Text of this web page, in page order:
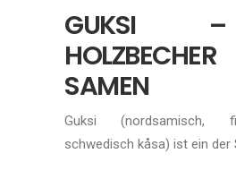
GUKSI
SAMEN
Guksi (nordsamisch,
schwedisch kåsa) ist ein der